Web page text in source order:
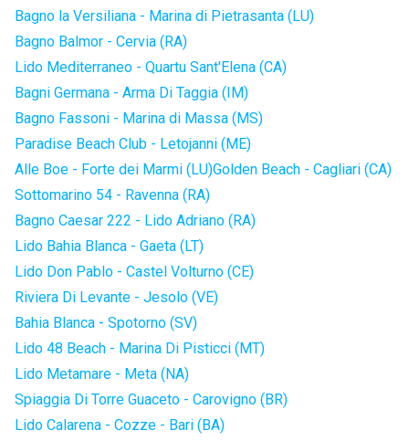
Bagno la Versiliana - Marina di Pietrasanta (LU)
Bagno Balmor - Cervia (RA)
Lido Mediterraneo - Quartu Sant'Elena (CA)
Bagni Germana - Arma Di Taggia (IM)
Bagno Fassoni - Marina di Massa (MS)
Paradise Beach Club - Letojanni (ME)
Alle Boe - Forte dei Marmi (LU)Golden Beach - Cagliari (CA)
Sottomarino 54 - Ravenna (RA)
Bagno Caesar 222 - Lido Adriano (RA)
Lido Bahia Blanca - Gaeta (LT)
Lido Don Pablo - Castel Volturno (CE)
Riviera Di Levante - Jesolo (VE)
Bahia Blanca - Spotorno (SV)
Lido 48 Beach - Marina Di Pisticci (MT)
Lido Metamare - Meta (NA)
Spiaggia Di Torre Guaceto - Carovigno (BR)
Lido Calarena - Cozze - Bari (BA)